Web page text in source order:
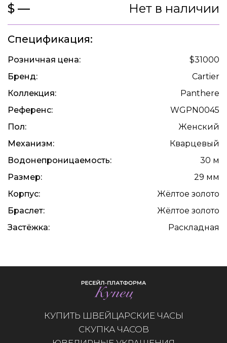
$ — Нет в наличии
Спецификация:
Розничная цена:
$31000
Бренд:
Cartier
Коллекция:
Panthere
Референс:
WGPN0045
Пол:
Женский
Механизм:
Кварцевый
Водонепроницаемость:
30 м
Размер:
29 мм
Корпус:
Жёлтое золото
Браслет:
Жёлтое золото
Застёжка:
Раскладная
КУПИТЬ ШВЕЙЦАРСКИЕ ЧАСЫ
СКУПКА ЧАСОВ